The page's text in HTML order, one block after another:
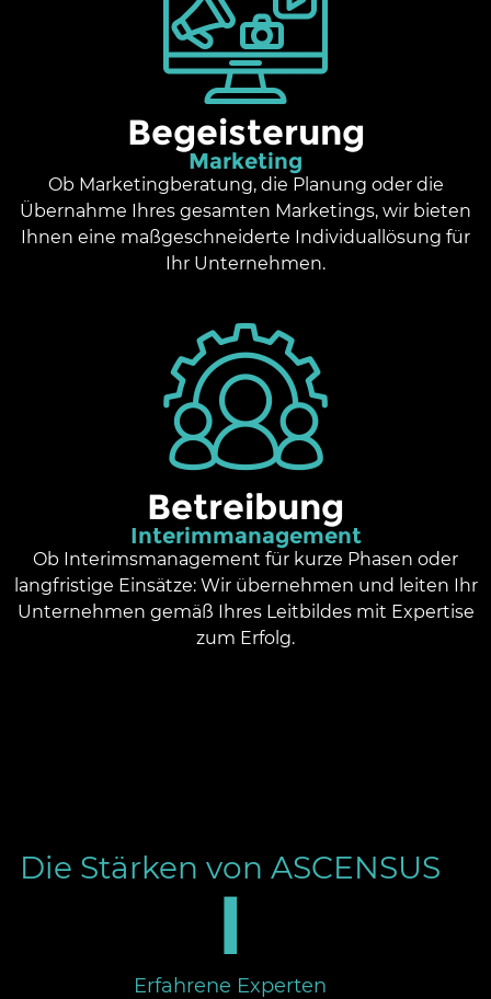
Begeisterung
Marketing
Ob Marketingberatung, die Planung oder die
Übernahme Ihres gesamten Marketings, wir bieten
Ihnen eine maßgeschneiderte Individuallösung für
Ihr Unternehmen.
Betreibung
Interimmanagement
Ob Interimsmanagement für kurze Phasen oder
langfristige Einsätze: Wir übernehmen und leiten Ihr
Unternehmen gemäß Ihres Leitbildes mit Expertise
zum Erfolg.
Die Stärken von ASCENSUS
I
Erfahrene Experten